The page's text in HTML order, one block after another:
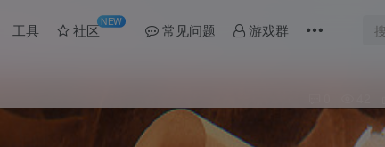
工具 社区NEW 常见问题 游戏群